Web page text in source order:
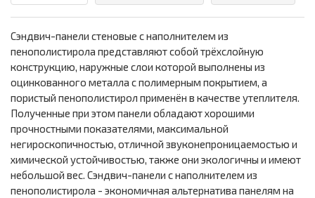
Сэндвич-панели стеновые с наполнителем из
пенополистирола представляют собой трёхслойную
конструкцию, наружные слои которой выполнены из
оцинкованного металла с полимерным покрытием, а
пористый пенополистирол применён в качестве утеплителя.
Полученные при этом панели обладают хорошими
прочностными показателями, максимальной
негироскопичностью, отличной звуконепроницаемостью и
химической устойчивостью, также они экологичны и имеют
небольшой вес. Сэндвич-панели с наполнителем из
пенополистирола - экономичная альтернатива панелям на